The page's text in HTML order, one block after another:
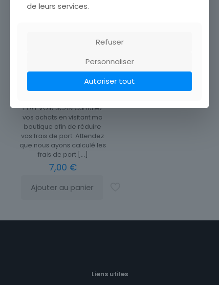
CARTE POSTALE LE HAVRE L
ETAT VOIR SCAN Cumulez
vos achats en visitant ma
boutique afin de réduire
vos frais de port. Attendez
que nous ayons calculé les
frais de port[…]
7,00 €
Ajouter au panier
Liens utiles
de leurs services.
Refuser
Personnaliser
Autoriser tout